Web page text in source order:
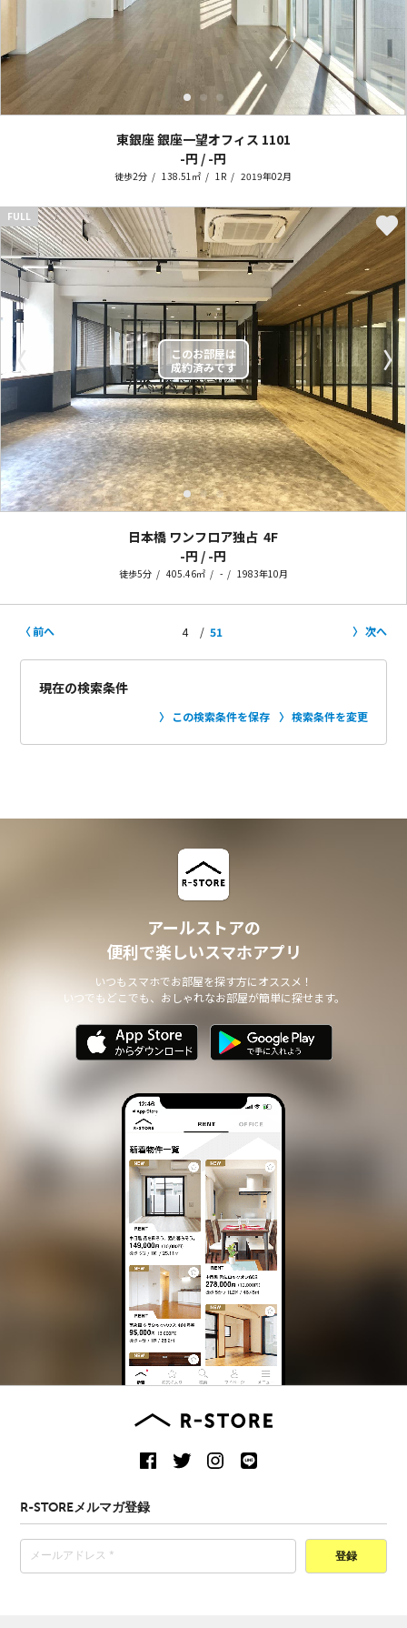
東銀座 銀座一望オフィス 1101
-円 / -円
徒歩2分 138.51㎡ 1R 2019年02月
〈 〉
FULL
日本橋 ワンフロア独占 4F
-円 / -円
徒歩5分 405.46㎡ - 1983年10月
前へ 4 51 次へ
現在の検索条件
検索条件を変更
この検索条件を保存
アールストアの
便利で楽しいスマホアプリ
いつもスマホでお部屋を探す方にオススメ！
いつでもどこでも、おしゃれなお部屋が簡単に探せます。
R-STOREメルマガ登録
登録